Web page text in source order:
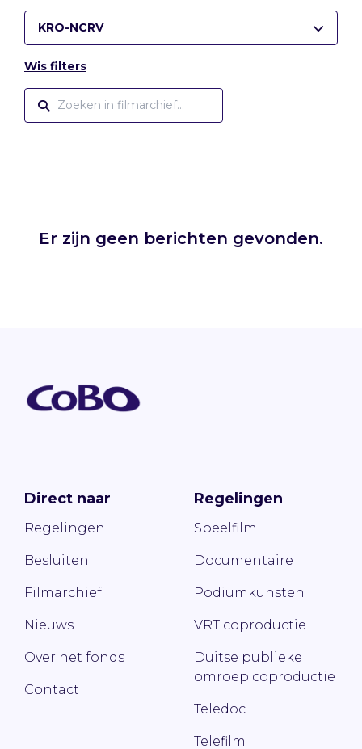
KRO-NCRV
Wis filters
Er zijn geen berichten gevonden.
Direct naar
Regelingen
Besluiten
Filmarchief
Nieuws
Over het fonds
Contact
Regelingen
Speelfilm
Documentaire
Podiumkunsten
VRT coproductie
Duitse publieke
omroep coproductie
Teledoc
Telefilm